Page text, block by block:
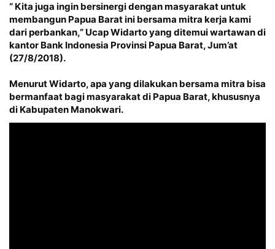
“ Kita juga ingin bersinergi dengan masyarakat untuk
membangun Papua Barat ini bersama mitra kerja kami
dari perbankan,” Ucap Widarto yang ditemui wartawan di
kantor Bank Indonesia Provinsi Papua Barat, Jum’at
(27/8/2018).
Menurut Widarto, apa yang dilakukan bersama mitra bisa
bermanfaat bagi masyarakat di Papua Barat, khususnya
di Kabupaten Manokwari.